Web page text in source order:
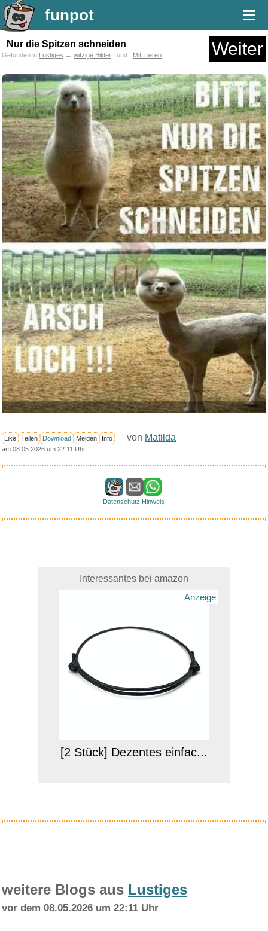
funpot ≡
Nur die Spitzen schneiden Weiter
Gefunden in Lustiges → witzige Bilder und Mit Tieren
Like Teilen Download Melden Info von Matilda
am 08.05.2026 um 22:11 Uhr
Datenschutz Hinweis
Interessantes bei amazon
Anzeige
[2 Stück] Dezentes einfac...
weitere Blogs aus Lustiges
vor dem 08.05.2026 um 22:11 Uhr